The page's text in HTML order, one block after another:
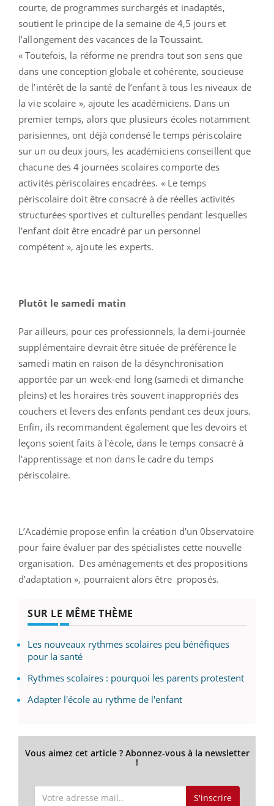
courte, de programmes surchargés et inadaptés,
soutient le principe de la semaine de 4,5 jours et
l’allongement des vacances de la Toussaint.
« Toutefois, la réforme ne prendra tout son sens que
dans une conception globale et cohérente, soucieuse
de l’intérêt de la santé de l’enfant à tous les niveaux de
la vie scolaire », ajoute les académiciens. Dans un
premier temps, alors que plusieurs écoles notamment
parisiennes, ont déjà condensé le temps périscolaire
sur un ou deux jours, les académiciens conseillent que
chacune des 4 journées scolaires comporte des
activités périscolaires encadrées. « Le temps
périscolaire doit être consacré à de réelles activités
structurées sportives et culturelles pendant lesquelles
l'enfant doit être encadré par un personnel
compétent », ajoute les experts.
Plutôt le samedi matin
Par ailleurs, pour ces professionnels, la demi-journée
supplémentaire devrait être située de préférence le
samedi matin en raison de la désynchronisation
apportée par un week-end long (samedi et dimanche
pleins) et les horaires très souvent inappropriés des
couchers et levers des enfants pendant ces deux jours.
Enfin, ils recommandent également que les devoirs et
leçons soient faits à l'école, dans le temps consacré à
l'apprentissage et non dans le cadre du temps
périscolaire.
L’Académie propose enfin la création d’un 0bservatoire
pour faire évaluer par des spécialistes cette nouvelle
organisation. Des aménagements et des propositions
d’adaptation », pourraient alors être proposés.
SUR LE MÊME THÈME
Les nouveaux rythmes scolaires peu bénéfiques
pour la santé
Rythmes scolaires : pourquoi les parents protestent
Adapter l'école au rythme de l'enfant
Vous aimez cet article ? Abonnez-vous à la newsletter
!
S'inscrire